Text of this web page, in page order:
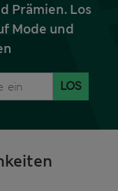
Prämien. Los
Mode und
LOS